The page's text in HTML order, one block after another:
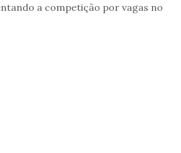
a competição por vagas no